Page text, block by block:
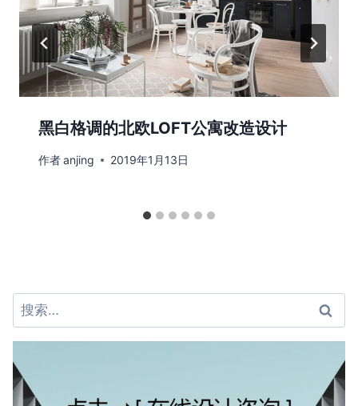
黑白格调的北欧LOFT公寓改造设计
作者anjing 2019年1月13日
搜
索：